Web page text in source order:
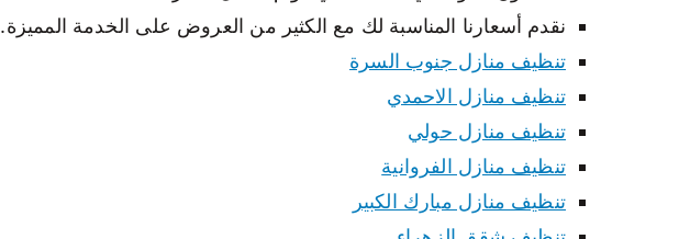
نقدم أسعارنا المناسبة لك مع الكثير من العروض على الخدمة المميزة.
تنظيف منازل جنوب السرة
تنظيف منازل الاحمدي
تنظيف منازل حولي
تنظيف منازل الفروانية
تنظيف منازل مبارك الكبير